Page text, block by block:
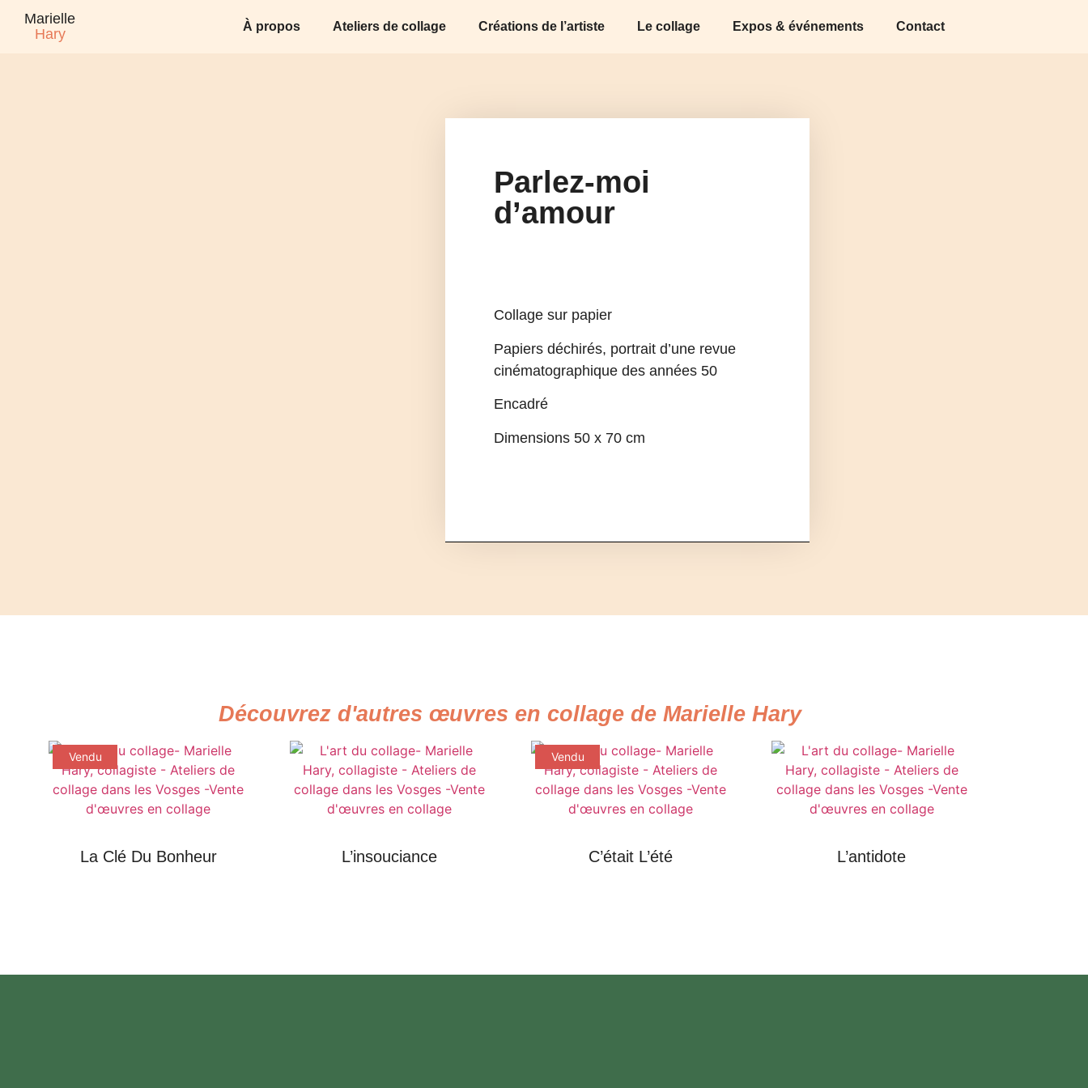
Marielle
Hary
À propos Ateliers de collage Créations de l’artiste Le collage Expos & événements Contact
Parlez-moi
d’amour
Collage sur papier
Papiers déchirés, portrait d’une revue
cinématographique des années 50
Encadré
Dimensions 50 x 70 cm
Découvrez d'autres œuvres en collage de Marielle Hary
Vendu
La Clé Du Bonheur L’insouciance
Vendu
C’était L’été L’antidote